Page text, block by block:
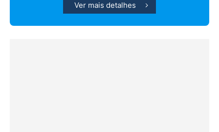
Ver mais detalhes